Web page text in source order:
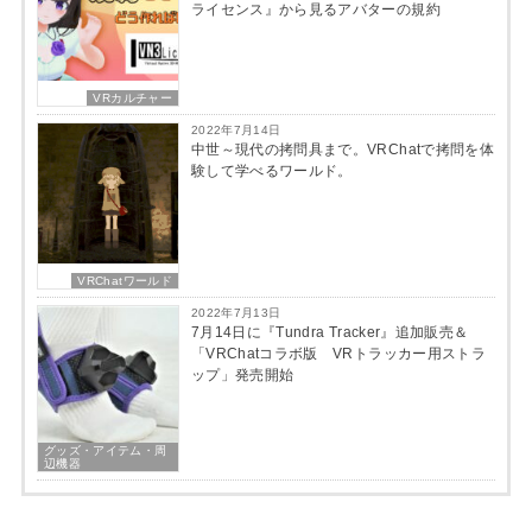
VRカルチャー
ライセンス』から見るアバターの規約
VRChatワールド
2022年7月14日
中世～現代の拷問具まで。VRChatで拷問を体
験して学べるワールド。
グッズ・アイテム・周
辺機器
2022年7月13日
7月14日に『Tundra Tracker』追加販売＆
「VRChatコラボ版 VRトラッカー用ストラ
ップ」発売開始